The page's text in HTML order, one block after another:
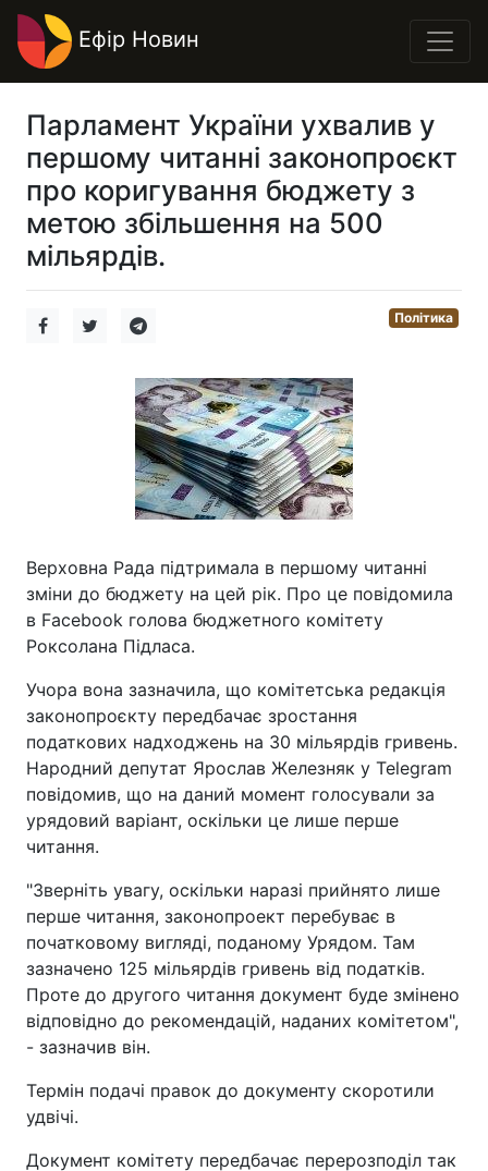
Ефір Новин
Парламент України ухвалив у
першому читанні законопроєкт
про коригування бюджету з
метою збільшення на 500
мільярдів.
Політика
Верховна Рада підтримала в першому читанні
зміни до бюджету на цей рік. Про це повідомила
в Facebook голова бюджетного комітету
Роксолана Підласа.
Учора вона зазначила, що комітетська редакція
законопроєкту передбачає зростання
податкових надходжень на 30 мільярдів гривень.
Народний депутат Ярослав Железняк у Telegram
повідомив, що на даний момент голосували за
урядовий варіант, оскільки це лише перше
читання.
"Зверніть увагу, оскільки наразі прийнято лише
перше читання, законопроект перебуває в
початковому вигляді, поданому Урядом. Там
зазначено 125 мільярдів гривень від податків.
Проте до другого читання документ буде змінено
відповідно до рекомендацій, наданих комітетом",
- зазначив він.
Термін подачі правок до документу скоротили
удвічі.
Документ комітету передбачає перерозподіл так